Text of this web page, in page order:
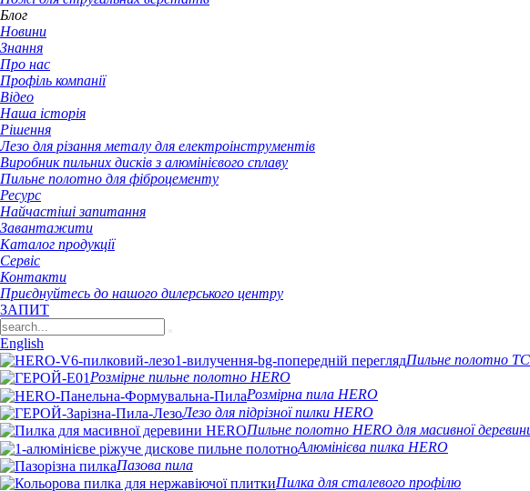
Блог
Новини
Знання
Про нас
Профіль компанії
Відео
Наша історія
Рішення
Лезо для різання металу для електроінструментів
Виробник пильних дисків з алюмінієвого сплаву
Пильне полотно для фіброцементу
Ресурс
Найчастіші запитання
Завантажити
Каталог продукції
Сервіс
Контакти
Приєднуйтесь до нашого дилерського центру
ЗАПИТ
English
Пильне полотно
Розмірне пильне полотно HERO
Розмірна пила HERO
Лезо для підрізної пилки HERO
Пильне полотно HERO для масивної
Алюмінієва пилка HERO
Пазова пила
Пилка для сталевого профілю